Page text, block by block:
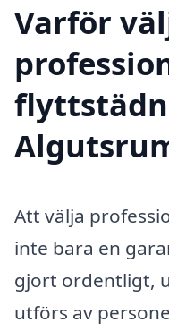
Varför
Att välja
inte bara en
gjort ordentligt,
utförs av